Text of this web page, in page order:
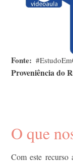
Fonte
Proveniência do
O que
Com este recurso